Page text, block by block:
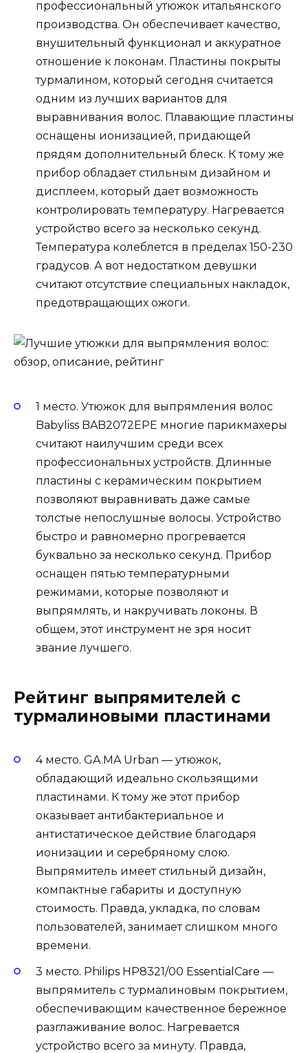
профессиональный утюжок итальянского
производства. Он обеспечивает качество,
внушительный функционал и аккуратное
отношение к локонам. Пластины покрыты
турмалином, который сегодня считается
одним из лучших вариантов для
выравнивания волос. Плавающие пластины
оснащены ионизацией, придающей
прядям дополнительный блеск. К тому же
прибор обладает стильным дизайном и
дисплеем, который дает возможность
контролировать температуру. Нагревается
устройство всего за несколько секунд.
Температура колеблется в пределах 150-230
градусов. А вот недостатком девушки
считают отсутствие специальных накладок,
предотвращающих ожоги.
1 место. Утюжок для выпрямления волос
Babyliss BAB2072EPE многие парикмахеры
считают наилучшим среди всех
профессиональных устройств. Длинные
пластины с керамическим покрытием
позволяют выравнивать даже самые
толстые непослушные волосы. Устройство
быстро и равномерно прогревается
буквально за несколько секунд. Прибор
оснащен пятью температурными
режимами, которые позволяют и
выпрямлять, и накручивать локоны. В
общем, этот инструмент не зря носит
звание лучшего.
Рейтинг выпрямителей с
турмалиновыми пластинами
4 место. GA.MA Urban — утюжок,
обладающий идеально скользящими
пластинами. К тому же этот прибор
оказывает антибактериальное и
антистатическое действие благодаря
ионизации и серебряному слою.
Выпрямитель имеет стильный дизайн,
компактные габариты и доступную
стоимость. Правда, укладка, по словам
пользователей, занимает слишком много
времени.
3 место. Philips HP8321/00 EssentialCare —
выпрямитель с турмалиновым покрытием,
обеспечивающим качественное бережное
разглаживание волос. Нагревается
устройство всего за минуту. Правда,